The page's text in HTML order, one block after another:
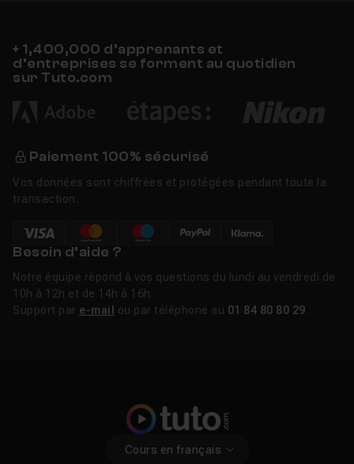
+ 1,400,000 d’apprenants et
d’entreprises se forment au quotidien
sur Tuto.com
Paiement 100% sécurisé
Vos données sont chiffrées et protégées pendant toute la
transaction.
Besoin d’aide ?
Notre équipe répond à vos questions du lundi au vendredi de
10h à 12h et de 14h à 16h.
Support par e-mail ou par téléphone au 01 84 80 80 29
Cours en français